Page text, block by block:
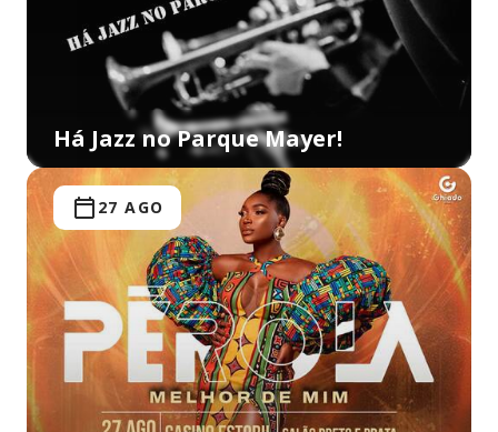
Há Jazz no Parque Mayer!
27 AGO